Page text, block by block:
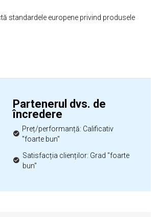
standardele europene privind produsele
Partenerul dvs. de
încredere
Preț/performanță: Calificativ
"foarte bun"
Satisfacția clienților: Grad "foarte
bun"